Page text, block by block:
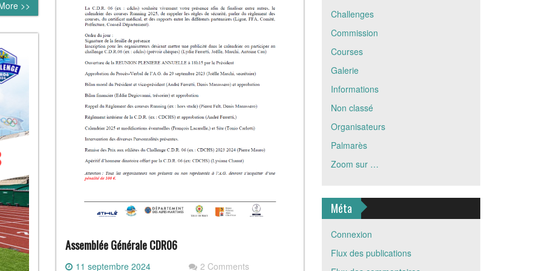
>>
Assemblée Générale CDR06
11 septembre 2024 2 Comments
Challenges
Commission
Courses
Galerie
Informations
Non classé
Organisateurs
Palmarès
Zoom sur …
Méta
Connexion
Flux des publications